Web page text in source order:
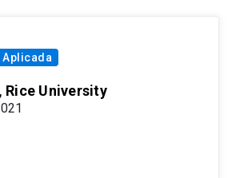
Rice University